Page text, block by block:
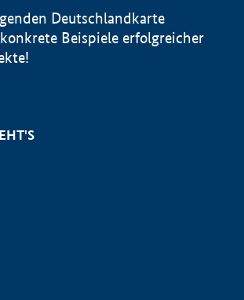
Deutschlandkarte
Beispiele erfolgreicher